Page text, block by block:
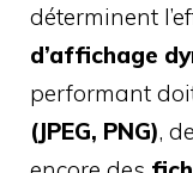
déterminent
d’affichage
performant
(JPEG, PNG),